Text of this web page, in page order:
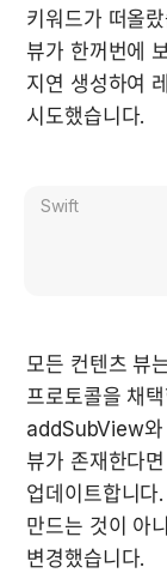
키워드가 떠올
뷰가 한꺼번에
지연 생성하여
시도했습니다.
Swift
모든 컨텐츠
프로토콜을 채
addSubView와
뷰가 존재한다
업데이트합니
만드는 것이 아
변경했습니다.